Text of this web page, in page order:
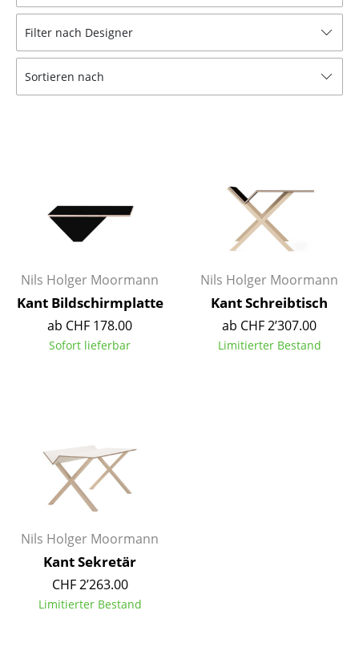
Bänke & Liegen
Sitzsäcke
Bürodrehstühle
Konferenzstühle
Bürosessel
Einzelteile
... alle Sitzmöbel
Beistelltische
Couchtische
Schreibtische
Sekretäre & PC-Tische
Stehtische & Stehpulte
Filter nach Designer
Sortieren nach
Nils Holger Moormann
Kant Bildschirmplatte
ab CHF 178.00
Sofort lieferbar
Nils Holger Moormann
Kant Schreibtisch
ab CHF 2’307.00
Limitierter Bestand
Nils Holger Moormann
Kant Sekretär
CHF 2’263.00
Limitierter Bestand